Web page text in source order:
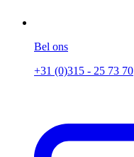
Bel ons
+31 (0)315 - 25 73 70